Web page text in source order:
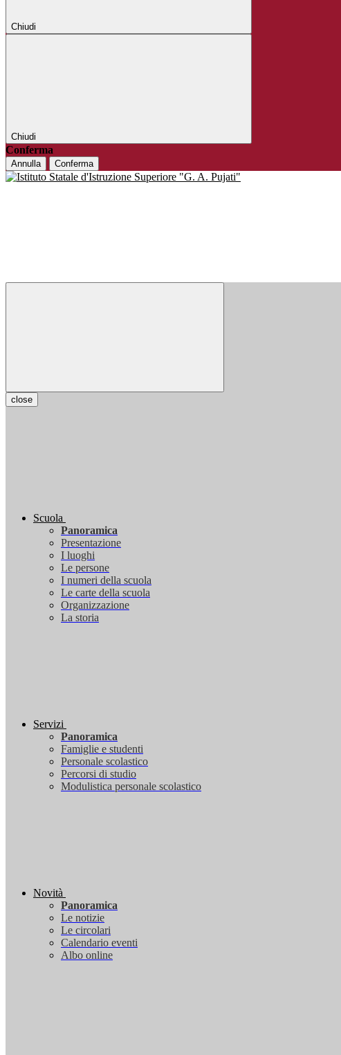
Chiudi
Chiudi
Conferma
Annulla Conferma
close
Scuola
Panoramica
Presentazione
I luoghi
Le persone
I numeri della scuola
Le carte della scuola
Organizzazione
La storia
Servizi
Panoramica
Famiglie e studenti
Personale scolastico
Percorsi di studio
Modulistica personale scolastico
Novità
Panoramica
Le notizie
Le circolari
Calendario eventi
Albo online